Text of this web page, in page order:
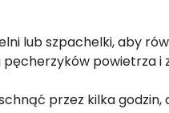
lub szpachelki, aby
powietrza i
przez kilka godzin,